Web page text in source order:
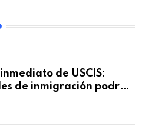
de USCIS:
de inmigración podrán